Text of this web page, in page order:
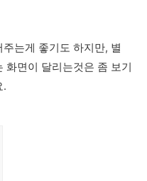
는게 좋기도 하지만, 별
화면이 달리는것은 좀 보기
.